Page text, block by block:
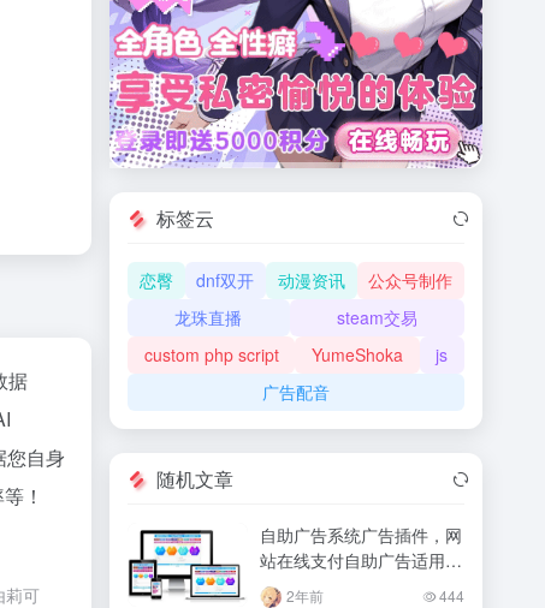
据
您自身
！
莉可
标签云
恋臀 dnf双开 动漫资讯
公众号制作
龙珠直播
steam交易
custom php script
YumeShoka
js
广告配音
随机文章
自助广告系统广告插件，网
站在线支付自助广告适用任
何网站源码
2年前 444